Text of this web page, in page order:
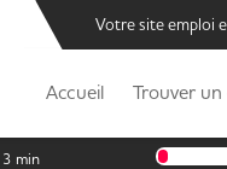
Votre site emploi
Accueil Trouver un
3 min